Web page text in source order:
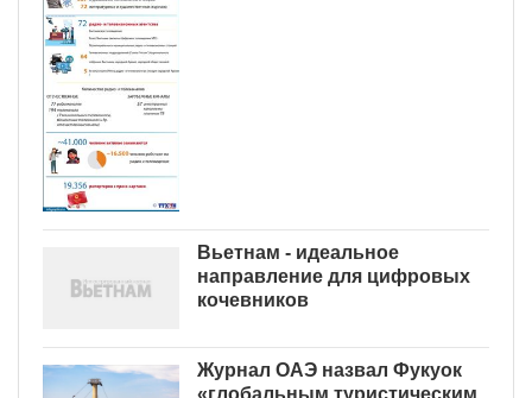
Вьетнам - идеальное
направление для цифровых
кочевников
Журнал ОАЭ назвал Фукуок